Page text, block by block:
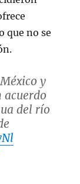
que no se
y
acuerdo
del río